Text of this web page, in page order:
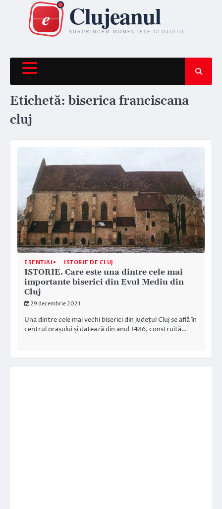
content
Etichetă:biserica franciscana
cluj
ESENTIAL ISTORIE DE CLUJ
ISTORIE. Care este una dintre cele mai
importante biserici din Evul Mediu din
Cluj
29 decembrie 2021
Una dintre cele mai vechi biserici din județul Cluj se află în
centrul orașului și datează din anul 1486, construită…